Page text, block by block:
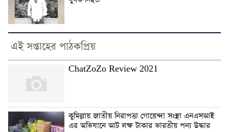
এই সপ্তাহের পাঠকপ্রিয়
ChatZoZo Review 2021
কুমিল্লায় জাতীয় নিরাপত্তা গোয়েন্দা সংস্থা এনএসআই
এর অভিযানে আট লক্ষ টাকার ভারতীয় পন্য উদ্ধার